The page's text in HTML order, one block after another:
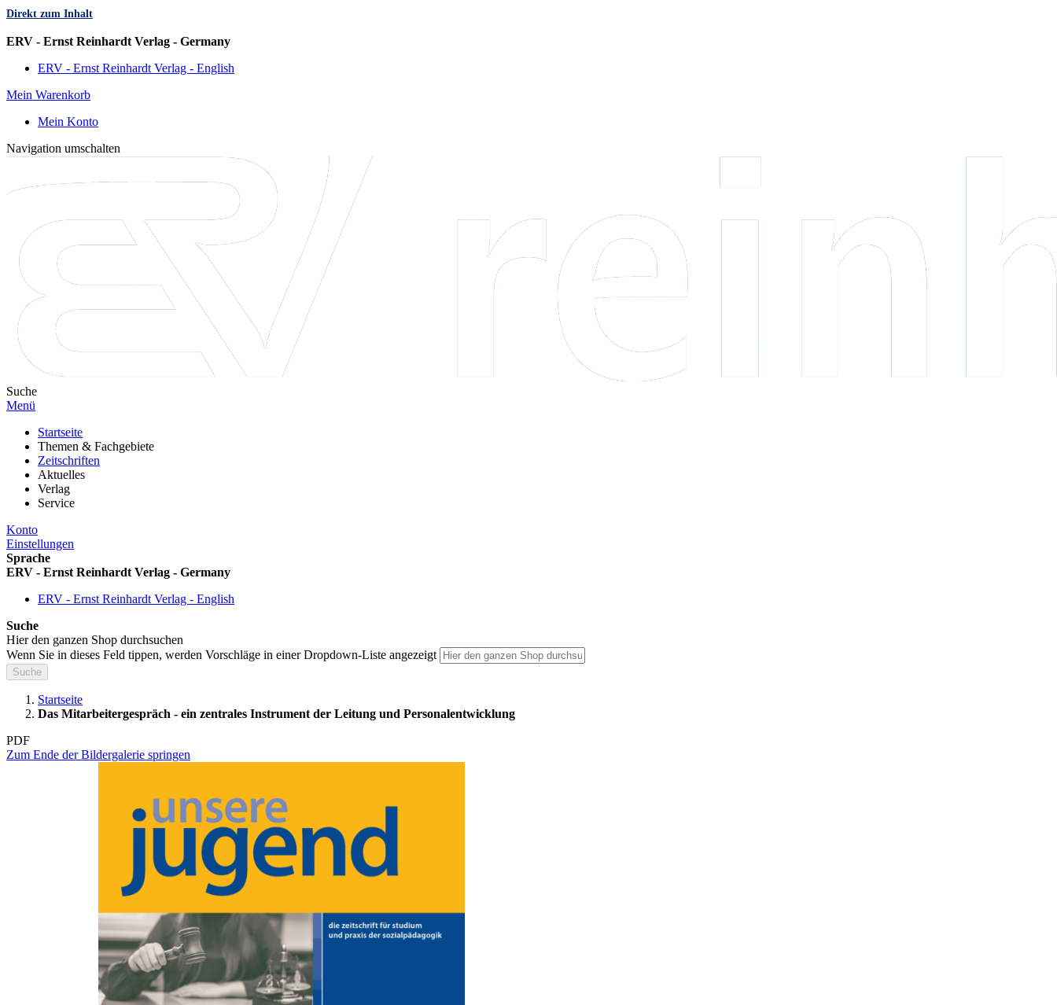
Direkt zum Inhalt
ERV - Ernst Reinhardt Verlag - Germany
ERV - Ernst Reinhardt Verlag - English
Mein Warenkorb
Mein Konto
Navigation umschalten
Suche
Menü
Startseite
Themen & Fachgebiete
Zeitschriften
Aktuelles
Verlag
Service
Konto
Einstellungen
Sprache
ERV - Ernst Reinhardt Verlag - Germany
ERV - Ernst Reinhardt Verlag - English
Suche
Hier den ganzen Shop durchsuchen
Wenn Sie in dieses Feld tippen, werden Vorschläge in einer Dropdown-Liste angezeigt
Suche
Startseite
Das Mitarbeitergespräch - ein zentrales Instrument der Leitung und Personalentwicklung
PDF
Zum Ende der Bildergalerie springen